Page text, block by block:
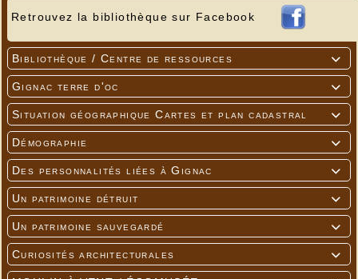
Retrouvez la bibliothèque sur Facebook

Bibliothèque / Centre de ressources

Gignac terre d'oc

Situation géographique Cartes et plan cadastral

Démographie

Des personnalités liées à Gignac

Un patrimoine détruit

Un patrimoine sauvegardé

Curiosités architecturales